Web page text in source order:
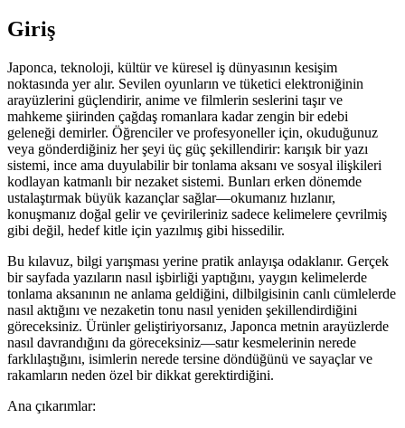
Giriş
Japonca, teknoloji, kültür ve küresel iş dünyasının kesişim
noktasında yer alır. Sevilen oyunların ve tüketici elektroniğinin
arayüzlerini güçlendirir, anime ve filmlerin seslerini taşır ve
mahkeme şiirinden çağdaş romanlara kadar zengin bir edebi
geleneği demirler. Öğrenciler ve profesyoneller için, okuduğunuz
veya gönderdiğiniz her şeyi üç güç şekillendirir: karışık bir yazı
sistemi, ince ama duyulabilir bir tonlama aksanı ve sosyal ilişkileri
kodlayan katmanlı bir nezaket sistemi. Bunları erken dönemde
ustalaştırmak büyük kazançlar sağlar—okumanız hızlanır,
konuşmanız doğal gelir ve çevirileriniz sadece kelimelere çevrilmiş
gibi değil, hedef kitle için yazılmış gibi hissedilir.
Bu kılavuz, bilgi yarışması yerine pratik anlayışa odaklanır. Gerçek
bir sayfada yazıların nasıl işbirliği yaptığını, yaygın kelimelerde
tonlama aksanının ne anlama geldiğini, dilbilgisinin canlı cümlelerde
nasıl aktığını ve nezaketin tonu nasıl yeniden şekillendirdiğini
göreceksiniz. Ürünler geliştiriyorsanız, Japonca metnin arayüzlerde
nasıl davrandığını da göreceksiniz—satır kesmelerinin nerede
farklılaştığını, isimlerin nerede tersine döndüğünü ve sayaçlar ve
rakamların neden özel bir dikkat gerektirdiğini.
Ana çıkarımlar: